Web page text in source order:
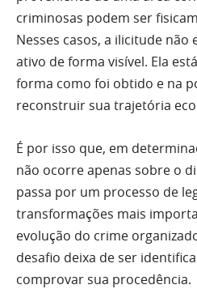
criminosas podem ser
Nesses casos, a ilicitude
ativo de forma visível. Ela
forma como foi obtido e na
reconstruir sua trajetória
É por isso que, em
não ocorre apenas sobre o
passa por um processo de
transformações mais
evolução do crime
desafio deixa de ser
comprovar sua procedência.